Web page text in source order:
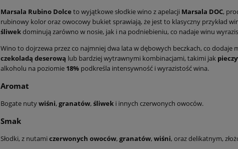
Marsala Rubino Dolce to wyjątkowe słodkie wino z apelacji Marsala DOC,
rubinowy kolor oraz owocowy bukiet sprawiają, że jest to klasyczny przykład
śliwekdominują zarówno w nosie, jak i na podniebieniu, co nadaje winu
Wino to dojrzewa przez co najmniej dwa lata w dębowych beczkach, co dodaje
czekoladą deserową lub bardziej wytrawnymi kombinacjami, takimi jak
alkoholu na poziomie 18% podkreśla intensywność i wyrazistość wina.
Aromat
Bogate nutywiśni, granatów, śliwek i innych czerwonych owoców.
Smak
Słodki, z nutami czerwonych owoców, granatów, wiśni, oraz delikatnym,